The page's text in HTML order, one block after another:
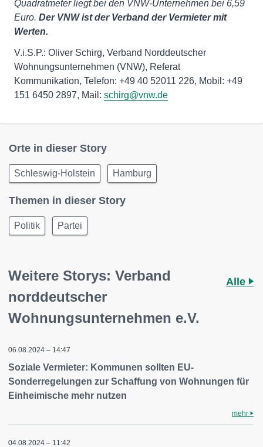
Quadratmeter liegt bei den VNW-Unternehmen bei 6,59
Euro. Der VNW ist der Verband der Vermieter mit
Werten.
V.i.S.P.: Oliver Schirg, Verband Norddeutscher
Wohnungsunternehmen (VNW), Referat
Kommunikation, Telefon: +49 40 52011 226, Mobil: +49
151 6450 2897, Mail: schirg@vnw.de
Orte in dieser Story
Schleswig-Holstein Hamburg
Themen in dieser Story
Politik Partei
Weitere Storys: Verband
norddeutscher
Wohnungsunternehmen e.V.
Alle
06.08.2024 – 14:47
Soziale Vermieter: Kommunen sollten EU-
Sonderregelungen zur Schaffung von Wohnungen für
Einheimische mehr nutzen
mehr
04.08.2024 – 11:42